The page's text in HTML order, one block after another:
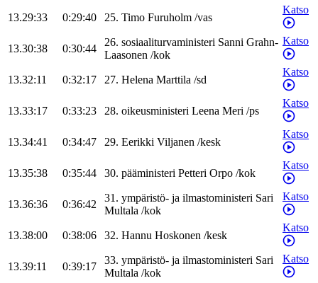
13.29:33 0:29:40 25. Timo Furuholm /vas
Katso
13.30:38 0:30:44
26. sosiaaliturvaministeri Sanni Grahn-
Laasonen /kok
Katso
13.32:11 0:32:17 27. Helena Marttila /sd
Katso
13.33:17 0:33:23 28. oikeusministeri Leena Meri /ps
Katso
13.34:41 0:34:47 29. Eerikki Viljanen /kesk
Katso
13.35:38 0:35:44 30. pääministeri Petteri Orpo /kok
Katso
13.36:36 0:36:42
31. ympäristö- ja ilmastoministeri Sari
Multala /kok
Katso
13.38:00 0:38:06 32. Hannu Hoskonen /kesk
Katso
13.39:11 0:39:17
33. ympäristö- ja ilmastoministeri Sari
Multala /kok
Katso